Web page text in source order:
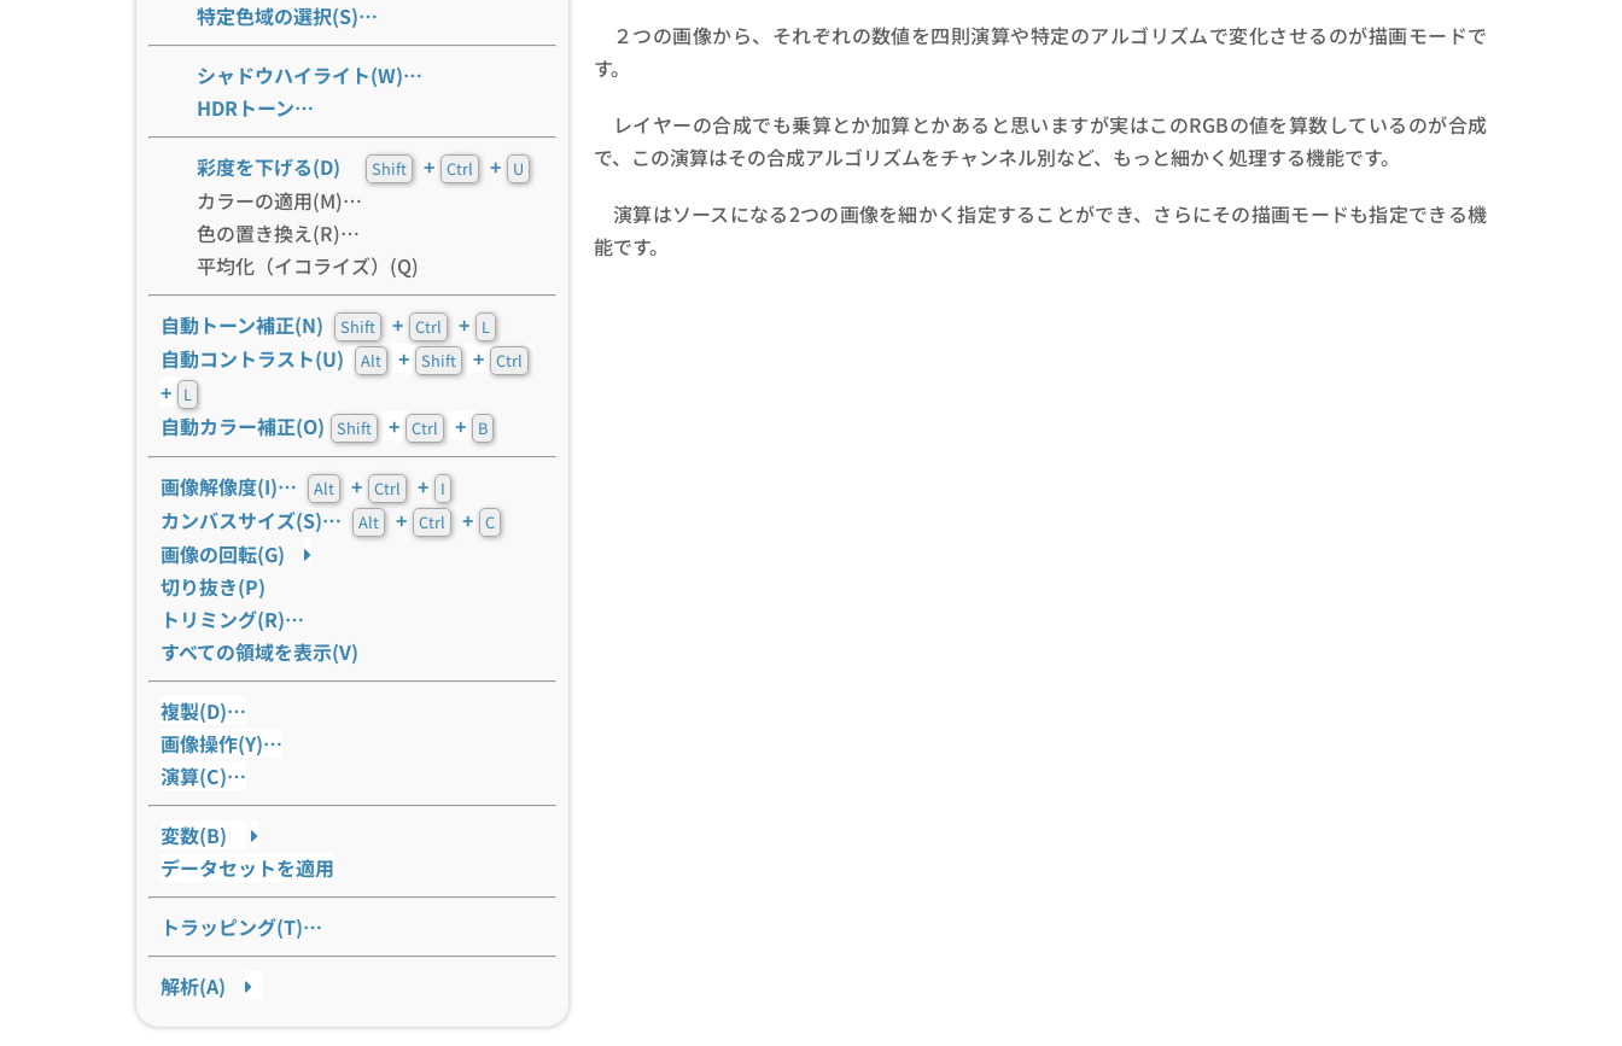
特定色域の選択(S)…
シャドウハイライト(W)…
HDRトーン…
彩度を下げる(D) Shift + Ctrl + U
カラーの適用(M)…
色の置き換え(R)…
平均化（イコライズ）(Q)
自動トーン補正(N) Shift + Ctrl + L
自動コントラスト(U) Alt + Shift + Ctrl
+ L
自動カラー補正(O) Shift + Ctrl + B
画像解像度(I)… Alt + Ctrl + I
カンバスサイズ(S)… Alt + Ctrl + C
画像の回転(G)
切り抜き(P)
トリミング(R)…
すべての領域を表示(V)
複製(D)…
画像操作(Y)…
演算(C)…
変数(B)
データセットを適用
トラッピング(T)…
解析(A)
２つの画像から、それぞれの数値を四則演算や特定のアルゴリズムで変化させるのが描画モードで
す。
レイヤーの合成でも乗算とか加算とかあると思いますが実はこのRGBの値を算数しているのが合成
で、この演算はその合成アルゴリズムをチャンネル別など、もっと細かく処理する機能です。
演算はソースになる2つの画像を細かく指定することができ、さらにその描画モードも指定できる機
能です。